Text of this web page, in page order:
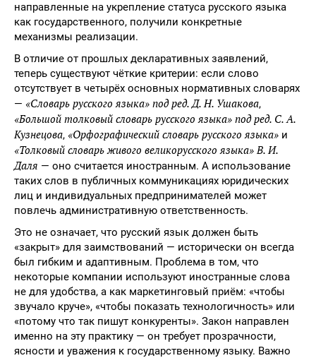
направленные на укрепление статуса русского языка
как государственного, получили конкретные
механизмы реализации.
В отличие от прошлых декларативных заявлений,
теперь существуют чёткие критерии: если слово
отсутствует в четырёх основных нормативных словарях
— «Словарь русского языка» под ред. Д. Н. Ушакова,
«Большой толковый словарь русского языка» под ред. С. А.
Кузнецова, «Орфографический словарь русского языка» и
«Толковый словарь живого великорусского языка» В. И.
Даля — оно считается иностранным. А использование
таких слов в публичных коммуникациях юридических
лиц и индивидуальных предпринимателей может
повлечь административную ответственность.
Это не означает, что русский язык должен быть
«закрыт» для заимствований — исторически он всегда
был гибким и адаптивным. Проблема в том, что
некоторые компании используют иностранные слова
не для удобства, а как маркетинговый приём: «чтобы
звучало круче», «чтобы показать технологичность» или
«потому что так пишут конкуренты». Закон направлен
именно на эту практику — он требует прозрачности,
ясности и уважения к государственному языку. Важно